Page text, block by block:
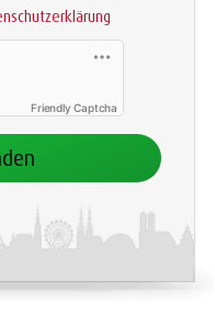
Friendly Captcha